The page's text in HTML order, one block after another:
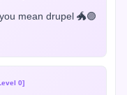
mean drupel 🐲🟣
0]